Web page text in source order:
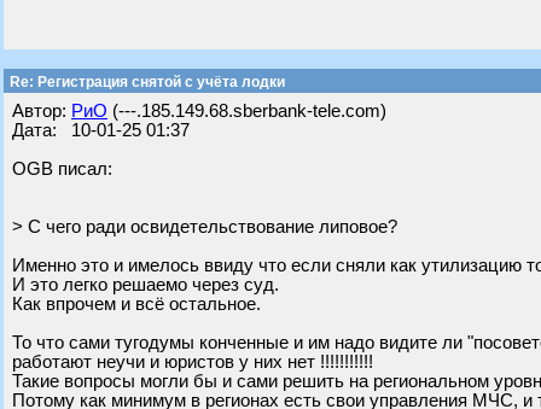
Re: Регистрация снятой с учёта лодки
Автор: РиО (---.185.149.68.sberbank-tele.com)
Дата: 10-01-25 01:37
OGB писал:
> С чего ради освидетельствование липовое?
Именно это и имелось ввиду что если сняли как утилизацию
И это легко решаемо через суд.
Как впрочем и всё остальное.
То что сами тугодумы конченные и им надо видите ли
работают неучи и юристов у них нет !!!!!!!!!!!
Такие вопросы могли бы и сами решить на региональном
Потому как минимум в регионах есть свои управления МЧС,